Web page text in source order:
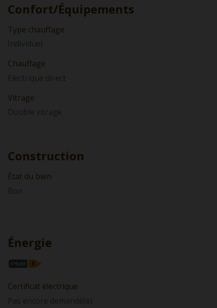
Confort/Équipements
Type chauffage
Individuel
Chauffage
Electrique direct
Vitrage
Double vitrage
Construction
État du bien
Bon
Énergie
Certificat électrique
Pas encore demandé(e)